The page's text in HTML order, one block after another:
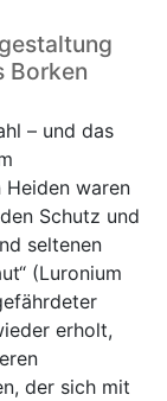
Borken
– und das
Heiden waren
Schutz und
seltenen
(Luronium
erholt,
der sich mit